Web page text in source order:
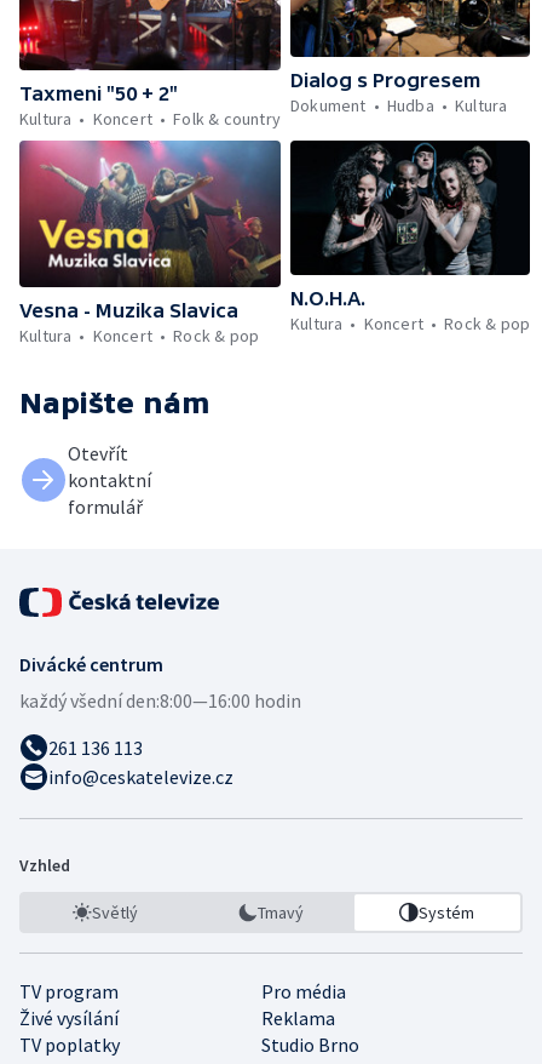
Taxmeni "50 + 2"
Kultura
Koncert Folk & country
Dialog s Progresem
Dokument
Hudba Kultura
Vesna - Muzika Slavica
Kultura
Koncert Rock & pop
N.O.H.A.
Kultura
Koncert Rock & pop
Napište nám
Otevřít
kontaktní
formulář
Divácké centrum
každý všední den:8:00—16:00 hodin
261 136 113
info@ceskatelevize.cz
Vzhled
Světlý Tmavý Systém
TV program
Pro média
Živé vysílání
Reklama
TV poplatky
Studio Brno